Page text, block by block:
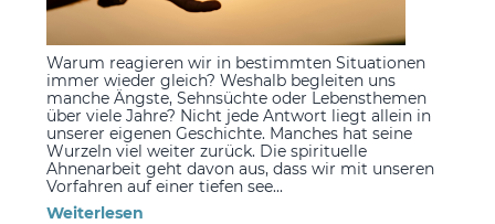
Warum reagieren wir in bestimmten Situationen
immer wieder gleich? Weshalb begleiten uns
manche Ängste, Sehnsüchte oder Lebensthemen
über viele Jahre? Nicht jede Antwort liegt allein in
unserer eigenen Geschichte. Manches hat seine
Wurzeln viel weiter zurück. Die spirituelle
Ahnenarbeit geht davon aus, dass wir mit unseren
Vorfahren auf einer tiefen see...
Weiterlesen